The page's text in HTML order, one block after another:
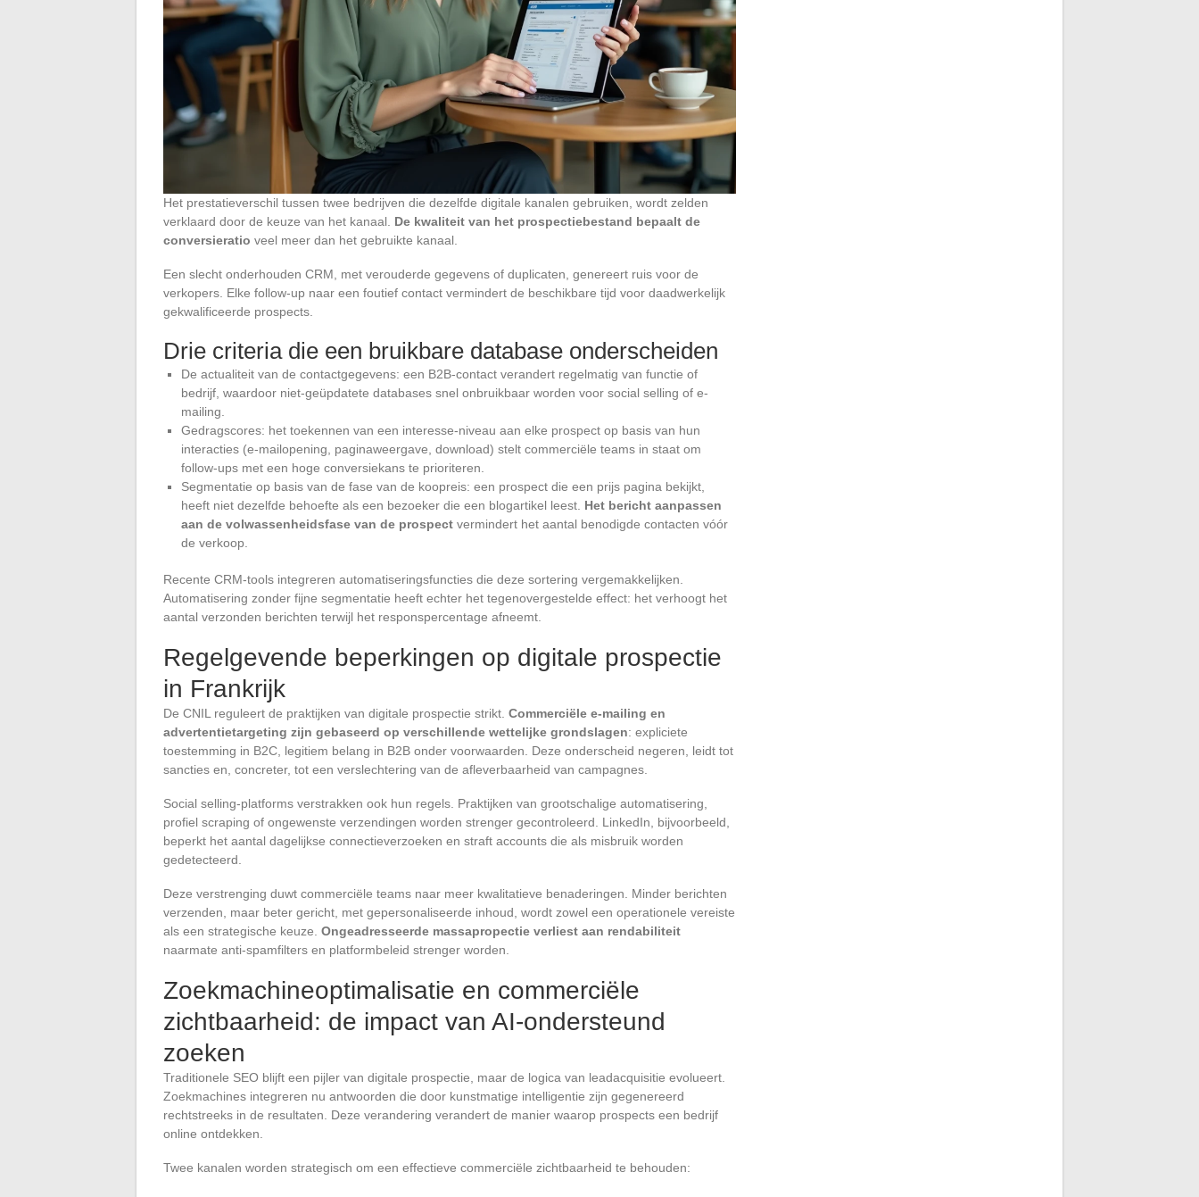
Het prestatieverschil tussen twee bedrijven die dezelfde digitale kanalen gebruiken, wordt zelden
verklaard door de keuze van het kanaal. De kwaliteit van het prospectiebestand bepaalt de
conversieratio veel meer dan het gebruikte kanaal.
Een slecht onderhouden CRM, met verouderde gegevens of duplicaten, genereert ruis voor de
verkopers. Elke follow-up naar een foutief contact vermindert de beschikbare tijd voor daadwerkelijk
gekwalificeerde prospects.
Drie criteria die een bruikbare database onderscheiden
De actualiteit van de contactgegevens: een B2B-contact verandert regelmatig van functie of
bedrijf, waardoor niet-geüpdatete databases snel onbruikbaar worden voor social selling of e-
mailing.
Gedragscores: het toekennen van een interesse-niveau aan elke prospect op basis van hun
interacties (e-mailopening, paginaweergave, download) stelt commerciële teams in staat om
follow-ups met een hoge conversiekans te prioriteren.
Segmentatie op basis van de fase van de koopreis: een prospect die een prijs pagina bekijkt,
heeft niet dezelfde behoefte als een bezoeker die een blogartikel leest. Het bericht aanpassen
aan de volwassenheidsfase van de prospect vermindert het aantal benodigde contacten vóór
de verkoop.
Recente CRM-tools integreren automatiseringsfuncties die deze sortering vergemakkelijken.
Automatisering zonder fijne segmentatie heeft echter het tegenovergestelde effect: het verhoogt het
aantal verzonden berichten terwijl het responspercentage afneemt.
Regelgevende beperkingen op digitale prospectie
in Frankrijk
De CNIL reguleert de praktijken van digitale prospectie strikt. Commerciële e-mailing en
advertentietargeting zijn gebaseerd op verschillende wettelijke grondslagen: expliciete
toestemming in B2C, legitiem belang in B2B onder voorwaarden. Deze onderscheid negeren, leidt tot
sancties en, concreter, tot een verslechtering van de afleverbaarheid van campagnes.
Social selling-platforms verstrakken ook hun regels. Praktijken van grootschalige automatisering,
profiel scraping of ongewenste verzendingen worden strenger gecontroleerd. LinkedIn, bijvoorbeeld,
beperkt het aantal dagelijkse connectieverzoeken en straft accounts die als misbruik worden
gedetecteerd.
Deze verstrenging duwt commerciële teams naar meer kwalitatieve benaderingen. Minder berichten
verzenden, maar beter gericht, met gepersonaliseerde inhoud, wordt zowel een operationele vereiste
als een strategische keuze. Ongeadresseerde massapropectie verliest aan rendabiliteit
naarmate anti-spamfilters en platformbeleid strenger worden.
Zoekmachineoptimalisatie en commerciële
zichtbaarheid: de impact van AI-ondersteund
zoeken
Traditionele SEO blijft een pijler van digitale prospectie, maar de logica van leadacquisitie evolueert.
Zoekmachines integreren nu antwoorden die door kunstmatige intelligentie zijn gegenereerd
rechtstreeks in de resultaten. Deze verandering verandert de manier waarop prospects een bedrijf
online ontdekken.
Twee kanalen worden strategisch om een effectieve commerciële zichtbaarheid te behouden: